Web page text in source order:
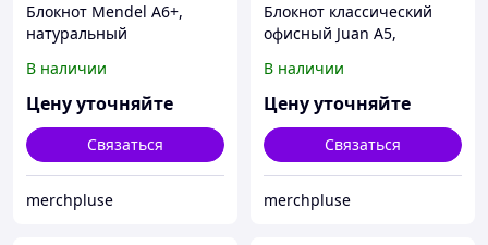
Блокнот Mendel А6+,
натуральный
В наличии
Цену уточняйте
Связаться
merchpluse
Блокнот классический
офисный Juan А5,
В наличии
Цену уточняйте
Связаться
merchpluse